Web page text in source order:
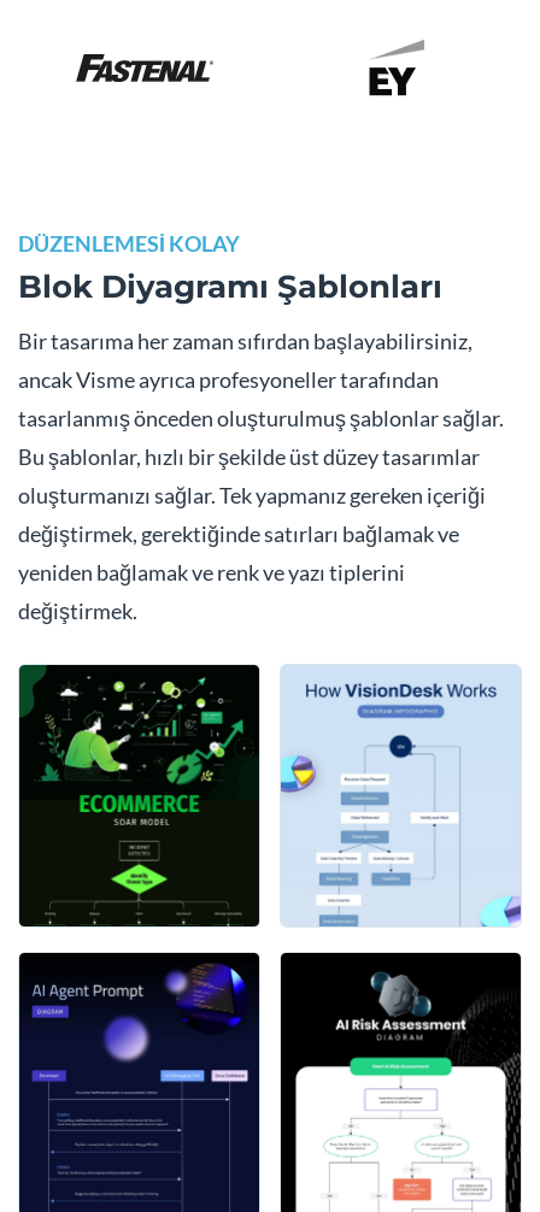
DÜZENLEMESİ KOLAY
Blok Diyagramı Şablonları
Bir tasarıma her zaman sıfırdan başlayabilirsiniz,
ancak Visme ayrıca profesyoneller tarafından
tasarlanmış önceden oluşturulmuş şablonlar sağlar.
Bu şablonlar, hızlı bir şekilde üst düzey tasarımlar
oluşturmanızı sağlar. Tek yapmanız gereken içeriği
değiştirmek, gerektiğinde satırları bağlamak ve
yeniden bağlamak ve renk ve yazı tiplerini
değiştirmek.